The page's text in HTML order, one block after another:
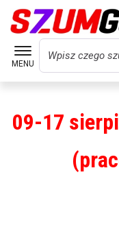
09-17
MENU
Wyszukaj